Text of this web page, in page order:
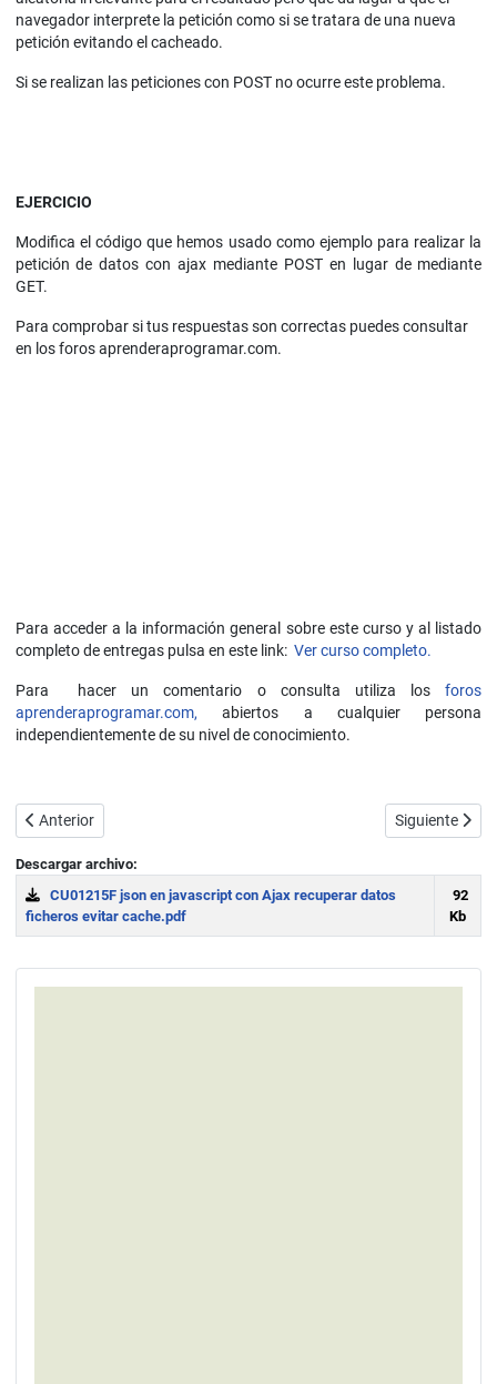
navegador interprete la petición como si se tratara de una nueva
petición evitando el cacheado.
Si se realizan las peticiones con POST no ocurre este problema.
EJERCICIO
Modifica el código que hemos usado como ejemplo para realizar la
petición de datos con ajax mediante POST en lugar de mediante
GET.
Para comprobar si tus respuestas son correctas puedes consultar
en los foros aprenderaprogramar.com.
Para acceder a la información general sobre este curso y al listado
completo de entregas pulsa en este link: Ver curso completo.
Para hacer un comentario o consulta utiliza losforos
aprenderaprogramar.com, abiertos a cualquier persona
independientemente de su nivel de conocimiento.
Artículo anterior: Ejemplos JSON archivo datos. Cambio formato
Anterior Artículo
Siguiente
Descargar archivo:
CU01215F json en javascript con Ajax recuperar datos
ficheros evitar cache.pdf
92
Kb